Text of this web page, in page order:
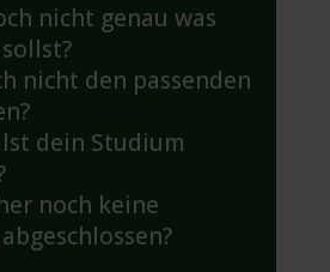
nicht genau was
nicht den passenden
dein Studium
noch keine